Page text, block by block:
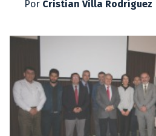
Por Cristian Villa Rodríguez